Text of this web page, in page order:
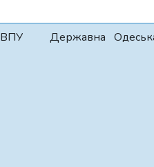
ВПУ Державна